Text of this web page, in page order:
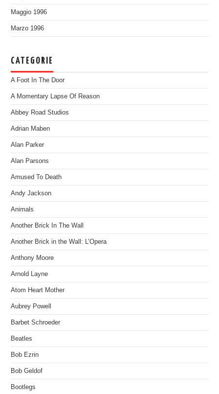
Maggio 1996
Marzo 1996
CATEGORIE
A Foot In The Door
A Momentary Lapse Of Reason
Abbey Road Studios
Adrian Maben
Alan Parker
Alan Parsons
Amused To Death
Andy Jackson
Animals
Another Brick In The Wall
Another Brick in the Wall: L’Opera
Anthony Moore
Arnold Layne
Atom Heart Mother
Aubrey Powell
Barbet Schroeder
Beatles
Bob Ezrin
Bob Geldof
Bootlegs